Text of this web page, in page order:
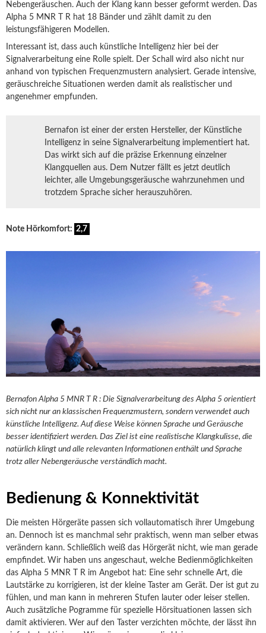
Nebengeräuschen. Auch der Klang kann besser geformt werden. Das
Alpha 5 MNR T R hat 18 Bänder und zählt damit zu den
leistungsfähigeren Modellen.
Interessant ist, dass auch künstliche Intelligenz hier bei der
Signalverarbeitung eine Rolle spielt. Der Schall wird also nicht nur
anhand von typischen Frequenzmustern analysiert. Gerade intensive,
geräuschreiche Situationen werden damit als realistischer und
angenehmer empfunden.
Bernafon ist einer der ersten Hersteller, der Künstliche
Intelligenz in seine Signalverarbeitung implementiert hat.
Das wirkt sich auf die präzise Erkennung einzelner
Klangquellen aus. Dem Nutzer fällt es jetzt deutlich
leichter, alle Umgebungsgeräusche wahrzunehmen und
trotzdem Sprache sicher herauszuhören.
Note Hörkomfort: 2,7
Bernafon Alpha 5 MNR T R : Die Signalverarbeitung des Alpha 5 orientiert
sich nicht nur an klassischen Frequenzmustern, sondern verwendet auch
künstliche Intelligenz. Auf diese Weise können Sprache und Geräusche
besser identifiziert werden. Das Ziel ist eine realistische Klangkulisse, die
natürlich klingt und alle relevanten Informationen enthält und Sprache
trotz aller Nebengeräusche verständlich macht.
Bedienung & Konnektivität
Die meisten Hörgeräte passen sich vollautomatisch ihrer Umgebung
an. Dennoch ist es manchmal sehr praktisch, wenn man selber etwas
verändern kann. Schließlich weiß das Hörgerät nicht, wie man gerade
empfindet. Wir haben uns angeschaut, welche Bedienmöglichkeiten
das Alpha 5 MNR T R im Angebot hat: Eine sehr schnelle Art, die
Lautstärke zu korrigieren, ist der kleine Taster am Gerät. Der ist gut zu
fühlen, und man kann in mehreren Stufen lauter oder leiser stellen.
Auch zusätzliche Pogramme für spezielle Hörsituationen lassen sich
damit aktivieren. Wer auf den Taster verzichten möchte, der lässt ihn